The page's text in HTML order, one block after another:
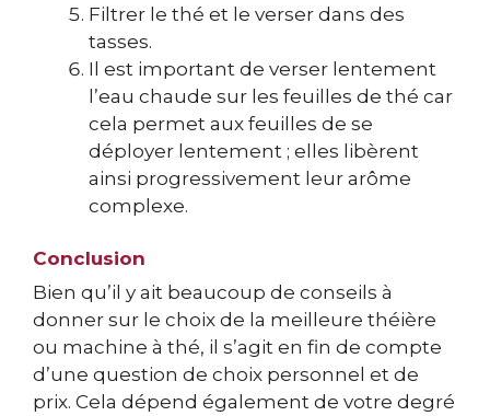
Filtrer le thé et le verser dans des
tasses.
Il est important de verser lentement
l’eau chaude sur les feuilles de thé car
cela permet aux feuilles de se
déployer lentement ; elles libèrent
ainsi progressivement leur arôme
complexe.
Conclusion
Bien qu’il y ait beaucoup de conseils à
donner sur le choix de la meilleure théière
ou machine à thé, il s’agit en fin de compte
d’une question de choix personnel et de
prix. Cela dépend également de votre degré